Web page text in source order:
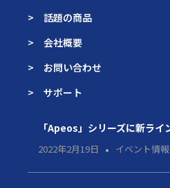
> 話題の商品
> 会社概要
> お問い合わせ
> サポート
「Apeos」シリーズに新ライ
2022年2月19日 イベント情報